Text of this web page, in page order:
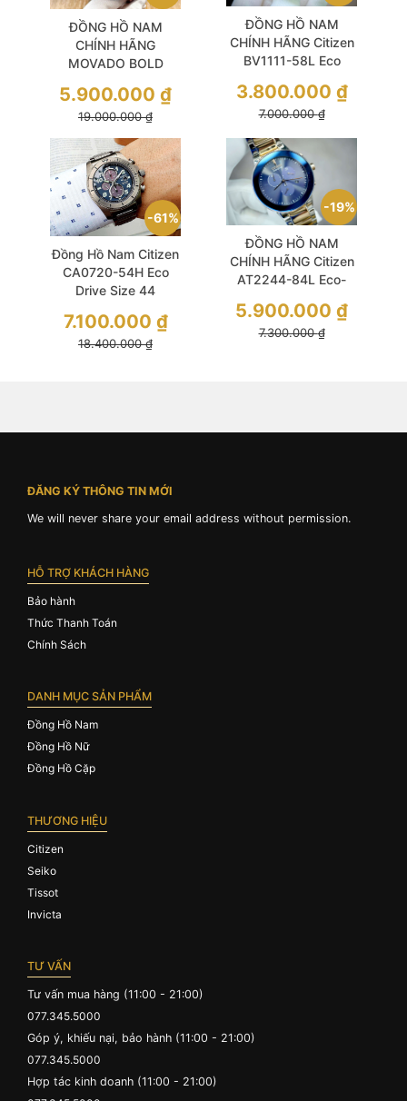
ĐỒNG HỒ NAM
CHÍNH HÃNG
MOVADO BOLD
Grey Sunray Dial
Brown Leather For
Men
19.000.000₫
5.900.000 ₫
ĐỒNG HỒ NAM
CHÍNH HÃNG Citizen
BV1111-58L Eco
7.000.000₫
3.800.000 ₫
61%
Đồng Hồ Nam Citizen
CA0720-54H Eco
Drive Size 44
18.400.000₫
7.100.000 ₫
19%
ĐỒNG HỒ NAM
CHÍNH HÃNG Citizen
AT2244-84L Eco-
Gold Stainless Steel
For Men
7.300.000₫
5.900.000 ₫
ĐĂNG KÝ THÔNG TIN MỚI
We will never share your email address without permission.
HỖ TRỢ KHÁCH HÀNG
Bảo hành
Thức Thanh Toán
Chính Sách
DANH MỤC SẢN PHẨM
Đồng Hồ Nam
Đồng Hồ Nữ
Đồng Hồ Cặp
THƯƠNG HIỆU
Citizen
Seiko
Tissot
Invicta
TƯ VẤN
Tư vấn mua hàng (11:00 - 21:00)
077.345.5000
Góp ý, khiếu nại, bảo hành (11:00 - 21:00)
077.345.5000
Hợp tác kinh doanh (11:00 - 21:00)